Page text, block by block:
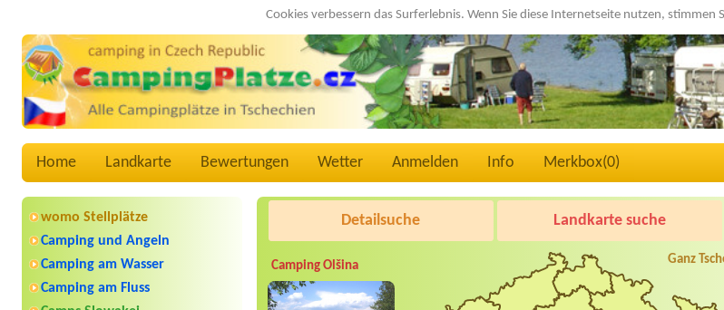
Cookies verbessern das Surferlebnis. Wenn Sie diese Internetseite nutzen, stimmen
Home Landkarte Bewertungen Wetter Anmelden Info Merkbox(0)
womo Stellplätze
Camping und Angeln
Camping am Wasser
Camping am Fluss
Detailsuche Landkarte suche
Camping Olšina Ganz